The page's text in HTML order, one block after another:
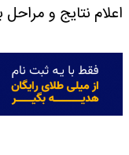
اعلام نتایج و